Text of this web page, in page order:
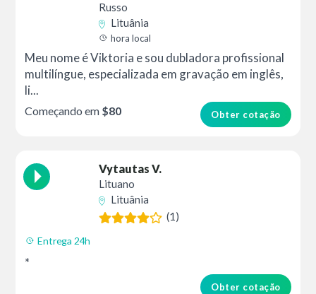
Russo
Lituânia
hora local
Meu nome é Viktoria e sou dubladora profissional
multilíngue, especializada em gravação em inglês,
li...
Obter cotação
Começando em $80
Vytautas V.
Lituano
Lituânia
(1)
Entrega 24h
*
Obter cotação